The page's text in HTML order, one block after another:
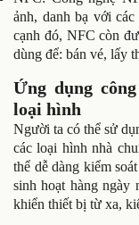
ảnh, danh bạ với
cạnh đó, NFC còn
dùng để: bán vé, lấy
Ứng dụng
loại hình
Người ta có thể sử
các loại hình nhà
thể dễ dàng kiểm
sinh hoạt hàng ngày
khiển thiết bị từ xa,